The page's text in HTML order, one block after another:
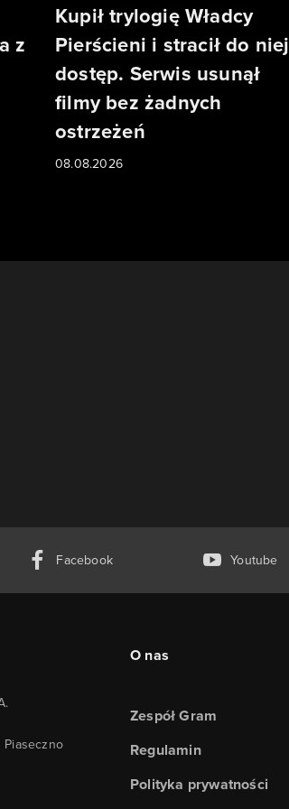
z
Kupił trylogię Władcy
Pierścieni i stracił do niej
dostęp. Serwis usunął
filmy bez żadnych
ostrzeżeń
08.08.2026
Facebook Youtube
O nas
Zespół Gram
Regulamin
Polityka prywatności